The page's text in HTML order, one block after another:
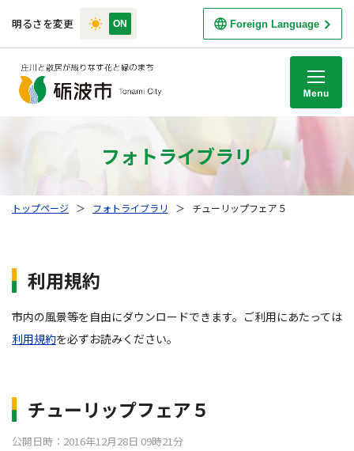
明るさを変更 Foreign Language
フォトライブラリ
トップページ ＞ フォトライブラリ ＞ チューリップフェア５
利用規約
市内の風景等を自由にダウンロードできます。ご利用にあたっては
利用規約を必ずお読みください。
チューリップフェア５
公開日時：2016年12月28日 09時21分